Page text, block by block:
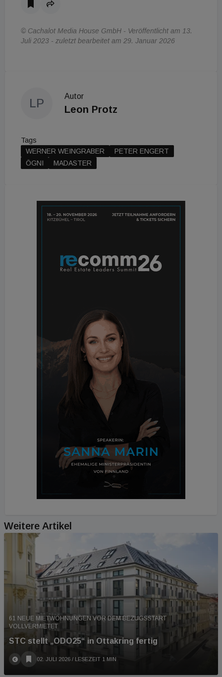
© Cachalot Media House GmbH - Veröffentlicht am 13.
Juli 2023 - zuletzt bearbeitet am 29. Januar 2026
LP
Autor
Leon Protz
Tags
WERNER WEINGRABER
PETER ENGERT
ÖGNI
MADASTER
Weitere Artikel
61 NEUE MIETWOHNUNGEN VOR DEM BEZUGSSTART
VOLLVERMIETET
STC stellt „ODO25“ in Ottakring fertig
02. JULI 2026 / LESEZEIT 1 MIN